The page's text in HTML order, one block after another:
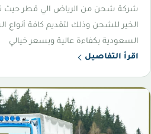
شركة شحن من الرياض الي قطر حيث
الخير للشحن وذلك لتقديم كافة
السعودية بكفاءة عالية وبسعر خيالي
اقرأ التفاصيل